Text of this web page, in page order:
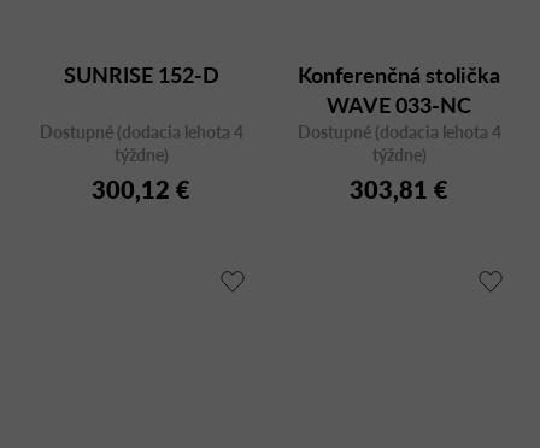
SUNRISE 152-D
Dostupné (dodacia lehota 4
týždne)
300,12 €
Konferenčná stolička
WAVE 033-NC
Dostupné (dodacia lehota 4
týždne)
303,81 €